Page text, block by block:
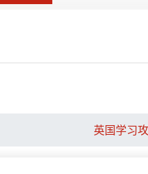
英国学习